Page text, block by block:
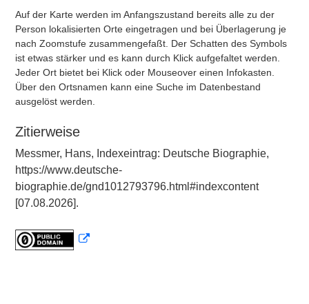
Auf der Karte werden im Anfangszustand bereits alle zu der
Person lokalisierten Orte eingetragen und bei Überlagerung je
nach Zoomstufe zusammengefaßt. Der Schatten des Symbols
ist etwas stärker und es kann durch Klick aufgefaltet werden.
Jeder Ort bietet bei Klick oder Mouseover einen Infokasten.
Über den Ortsnamen kann eine Suche im Datenbestand
ausgelöst werden.
Zitierweise
Messmer, Hans, Indexeintrag: Deutsche Biographie,
https://www.deutsche-
biographie.de/gnd1012793796.html#indexcontent
[07.08.2026].